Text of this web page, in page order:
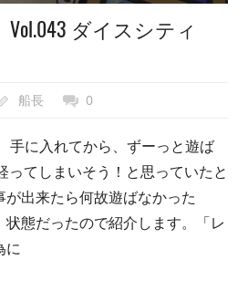
ダイスシティ
船長 0
手に入れてから、ずーっと遊ば
てしまいそう！と思っていたと
出来たら何故遊ばなかった
態だったので紹介します。「レ
に